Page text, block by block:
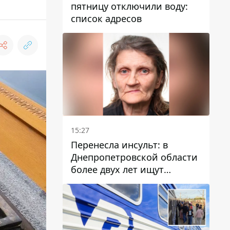
пятницу отключили воду:
список адресов
15:27
Перенесла инсульт: в
Днепропетровской области
более двух лет ищут
пропавшую женщину